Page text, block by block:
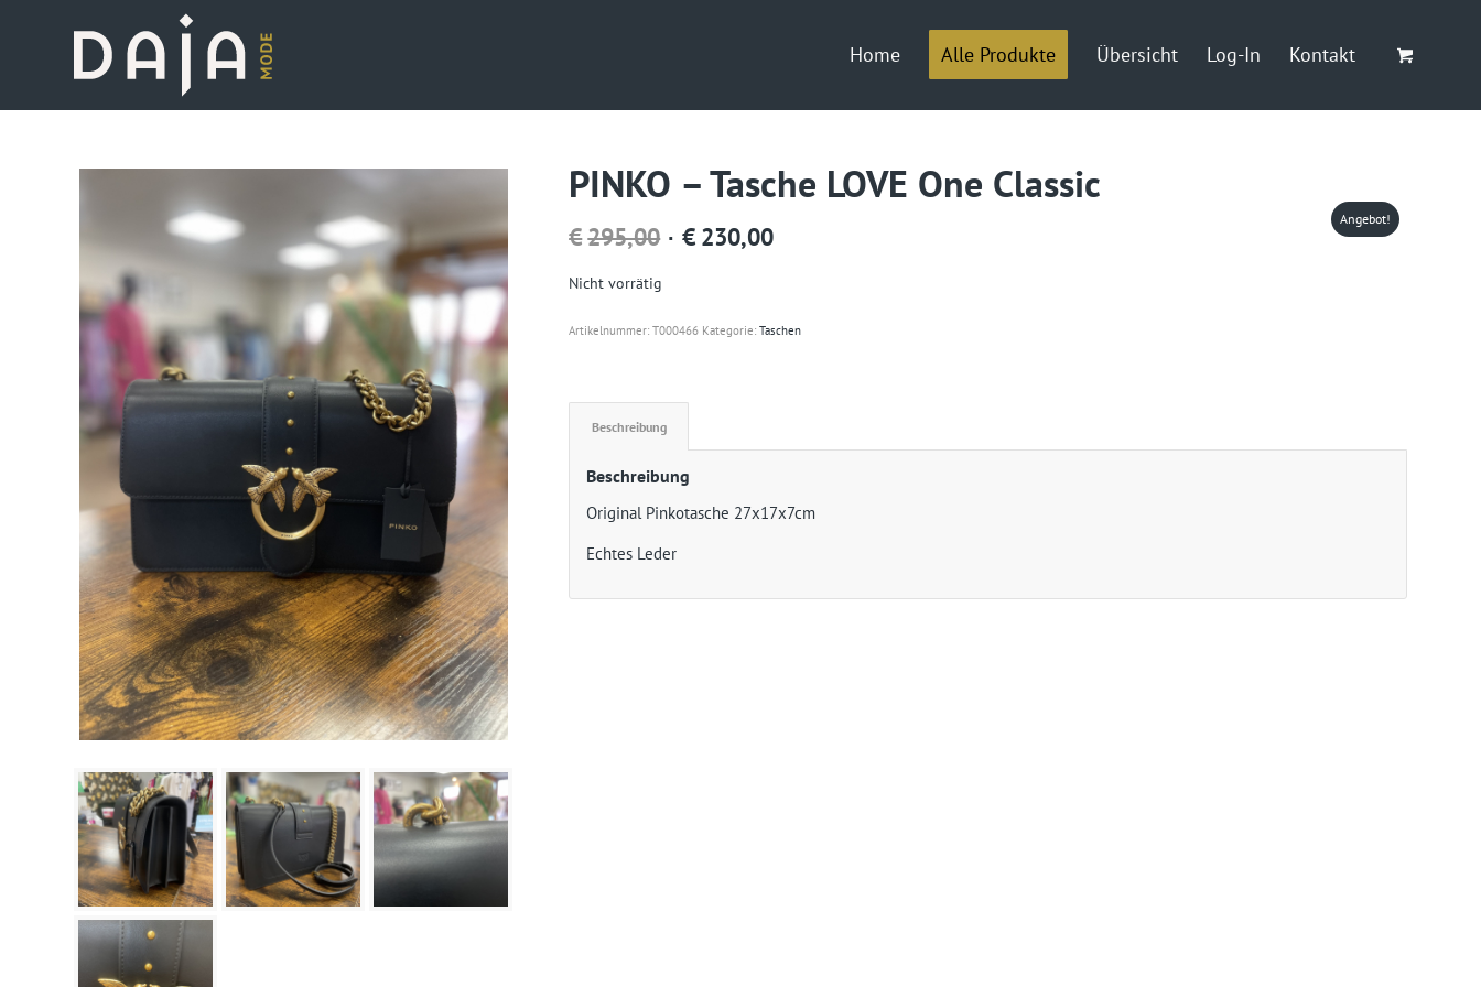
Home Alle Produkte Übersicht Log-In Kontakt
Angebot!
PINKO – Tasche LOVE One Classic
€295,00 Ursprünglicher
€295,00
€ 230,00Aktueller
€230,00.
Nicht vorrätig
Artikelnummer:T000466 Kategorie:Taschen
Beschreibung
Beschreibung
Original Pinkotasche 27x17x7cm
Echtes Leder